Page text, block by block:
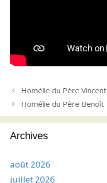
Homélie du Père Vincent
Homélie du Père Benoît
Archives
août 2026
juillet 2026